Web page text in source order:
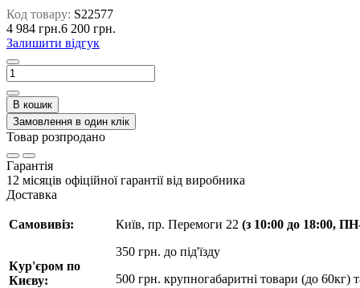
Код товару: S22577
4 984 грн.6 200 грн.
Залишити відгук
В кошик
Замовлення в один клік
Товар розпродано
Гарантія
12 місяців офіційної гарантії від виробника
Доставка
Самовивіз:
Кур'єром по
Києву:
Київ, пр. Перемоги 22 (з 10:00 до 18:00,
350 грн. до під'їзду
500 грн. крупногабаритні товари (до 60кг)